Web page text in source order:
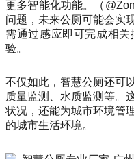
更多智能化功能。（
问题，未来公厕可能会实
需通过感应即可完成相
验。
不仅如此，智慧公厕还可
质量监测、水质监测等。
状况，还能为城市环境管
的城市生活环境。